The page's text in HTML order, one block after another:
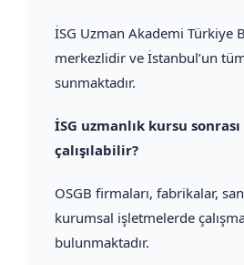
İSG Uzman Akademi Türkiye
merkezlidir ve İstanbul’un
sunmaktadır.
İSG uzmanlık kursu
çalışılabilir?
OSGB firmaları, fabrikalar,
kurumsal işletmelerde
bulunmaktadır.